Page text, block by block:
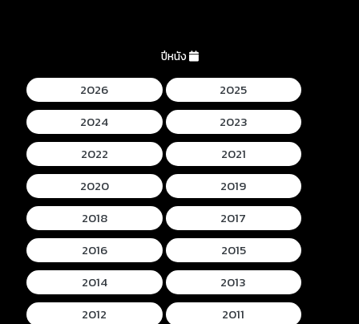
ปีหนัง
2026
2025
2024
2023
2022
2021
2020
2019
2018
2017
2016
2015
2014
2013
2012
2011